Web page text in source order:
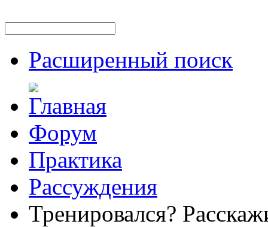
Расширенный поиск
Форум
Практика
Рассуждения
Тренировался?